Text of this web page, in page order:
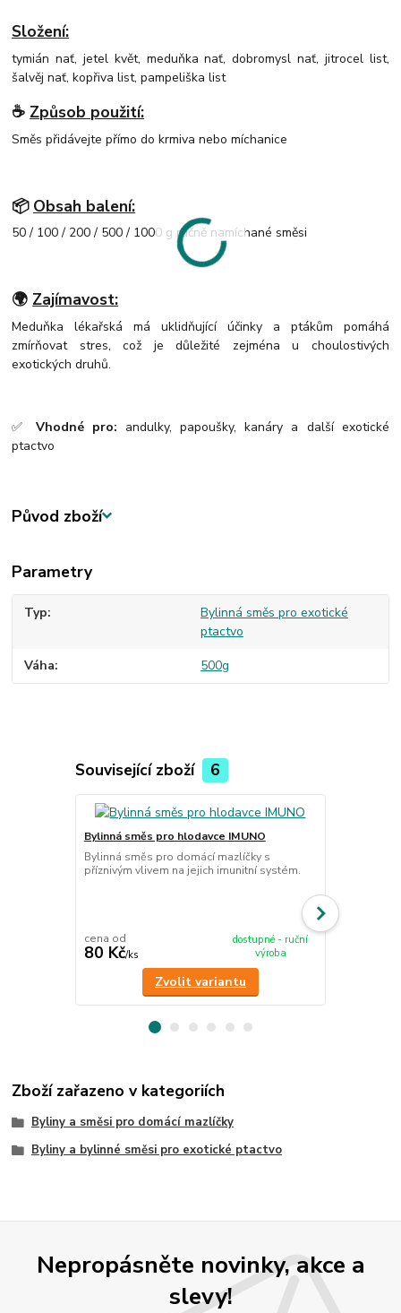
Složení:
tymián nať, jetel květ, meduňka nať, dobromysl nať, jitrocel list,
šalvěj nať, kopřiva list, pampeliška list
☕ Způsob použití:
Směs přidávejte přímo do krmiva nebo míchanice
📦 Obsah balení:
50 / 100 / 200 / 500 / 1000 g ručně namíchané směsi
🌍 Zajímavost:
Meduňka lékařská má uklidňující účinky a ptákům pomáhá
zmírňovat stres, což je důležité zejména u choulostivých
exotických druhů.
✅ Vhodné pro: andulky, papoušky, kanáry a další exotické
ptactvo
Původ zboží
Parametry
Typ
Bylinná směs pro exotické
ptactvo
Váha 500g
Související zboží 6
Bylinná směs pro hlodavce IMUNO
Bylinná směs pro domácí mazlíčky s
příznivým vlivem na jejich imunitní systém.
cena od
80 Kč/ks
dostupné - ruční
výroba
Zvolit variantu
Zboží zařazeno v kategoriích
Byliny a směsi pro domácí mazlíčky
Byliny a bylinné směsi pro exotické ptactvo
Nepropásněte novinky, akce a
slevy!